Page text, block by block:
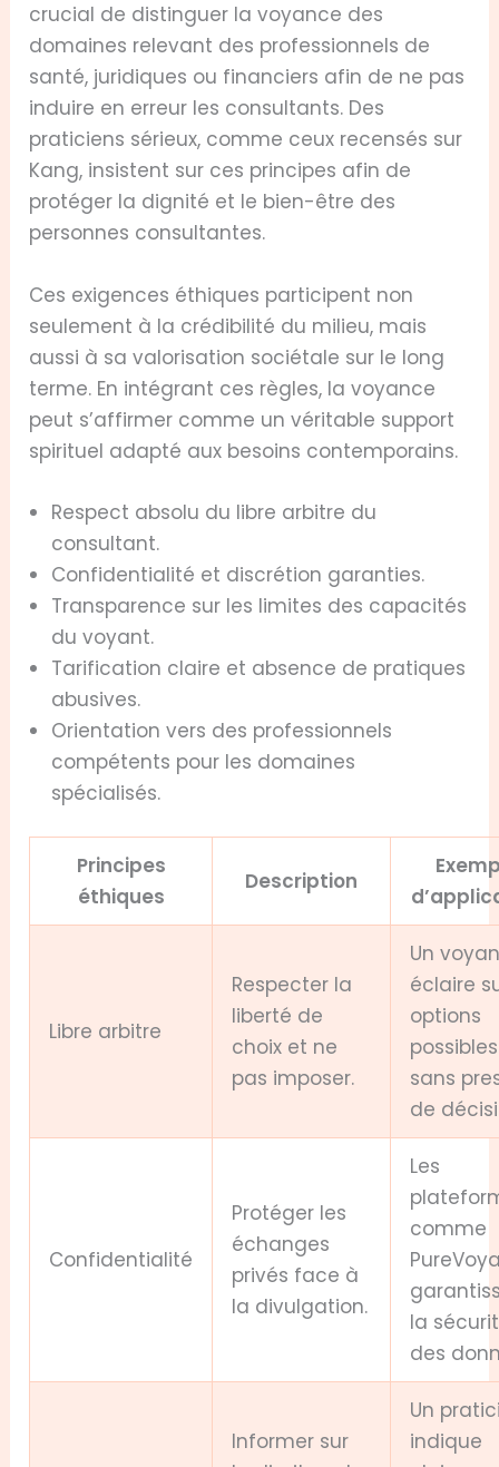
crucial de distinguer la voyance des
domaines relevant des professionnels de
santé, juridiques ou financiers afin de ne pas
induire en erreur les consultants. Des
praticiens sérieux, comme ceux recensés sur
Kang, insistent sur ces principes afin de
protéger la dignité et le bien-être des
personnes consultantes.
Ces exigences éthiques participent non
seulement à la crédibilité du milieu, mais
aussi à sa valorisation sociétale sur le long
terme. En intégrant ces règles, la voyance
peut s’affirmer comme un véritable support
spirituel adapté aux besoins contemporains.
Respect absolu du libre arbitre du
consultant.
Confidentialité et discrétion garanties.
Transparence sur les limites des capacités
du voyant.
Tarification claire et absence de pratiques
abusives.
Orientation vers des professionnels
compétents pour les domaines
spécialisés.
Principes
éthiques
Description
Libre arbitre
Respecter la
liberté de
choix et ne
pas imposer.
Un
éclaire
options
possibles
sans
de
Confidentialité
Protéger les
échanges
privés face à
la divulgation.
Les
comme
la
des
Informer sur
Un
indique